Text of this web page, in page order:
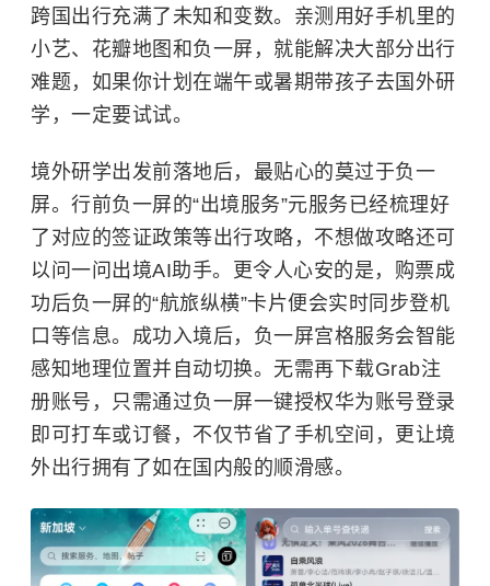
跨国出行充满了未知和变数。亲测用好手机里的
小艺、花瓣地图和负一屏，就能解决大部分出行
难题，如果你计划在端午或暑期带孩子去国外研
学，一定要试试。
境外研学出发前落地后，最贴心的莫过于负一
屏。行前负一屏的“出境服务”元服务已经梳理好
了对应的签证政策等出行攻略，不想做攻略还可
以问一问出境AI助手。更令人心安的是，购票成
功后负一屏的“航旅纵横”卡片便会实时同步登机
口等信息。成功入境后，负一屏宫格服务会智能
感知地理位置并自动切换。无需再下载Grab注
册账号，只需通过负一屏一键授权华为账号登录
即可打车或订餐，不仅节省了手机空间，更让境
外出行拥有了如在国内般的顺滑感。